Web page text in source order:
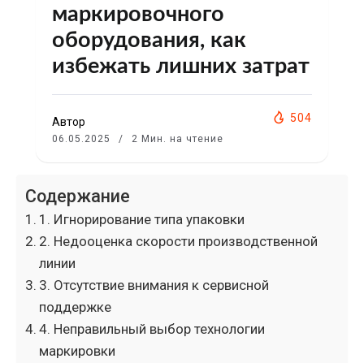
маркировочного
оборудования, как
избежать лишних затрат
Автор
06.05.2025 2 Мин. на чтение
504
Содержание
1. Игнорирование типа упаковки
2. Недооценка скорости производственной
линии
3. Отсутствие внимания к сервисной
поддержке
4. Неправильный выбор технологии
маркировки